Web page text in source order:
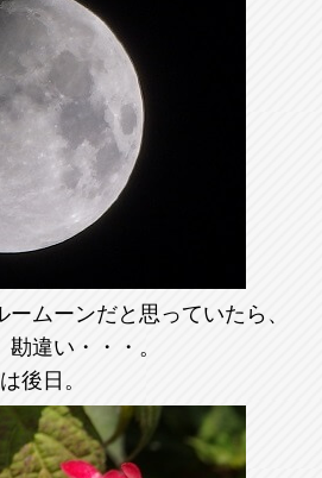
ムーンだと思っていたら、
違い・・・。
後日。